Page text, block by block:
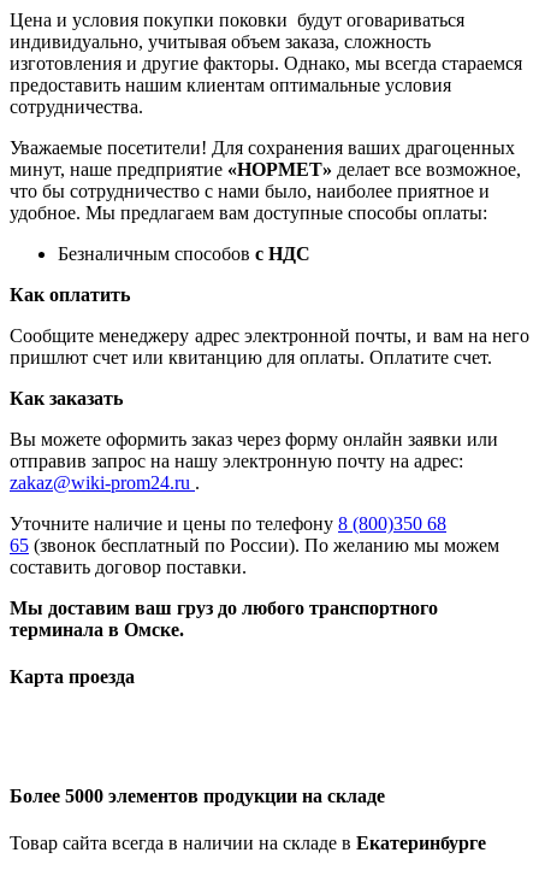
Цена и условия покупки поковки будут оговариваться
индивидуально, учитывая объем заказа, сложность
изготовления и другие факторы. Однако, мы всегда стараемся
предоставить нашим клиентам оптимальные условия
сотрудничества.
Уважаемые посетители! Для сохранения ваших драгоценных
минут, наше предприятие «НОРМЕТ» делает все возможное,
что бы сотрудничество с нами было, наиболее приятное и
удобное. Мы предлагаем вам доступные способы оплаты:
Безналичным способов с НДС
Как оплатить
Сообщите менеджеру адрес электронной почты, и вам на него
пришлют счет или квитанцию для оплаты. Оплатите счет.
Как заказать
Вы можете оформить заказ через форму онлайн заявки или
отправив запрос на нашу электронную почту на адрес:
zakaz@wiki-prom24.ru .
Уточните наличие и цены по телефону 8 (800)350 68
65 (звонок бесплатный по России). По желанию мы можем
составить договор поставки.
Мы доставим ваш груз до любого транспортного
терминала в Омске.
Карта проезда
Более 5000 элементов продукции на складе
Товар сайта всегда в наличии на складе в Екатеринбурге